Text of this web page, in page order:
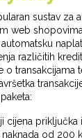
sustav za
web
različitih
o
cijena
od 200